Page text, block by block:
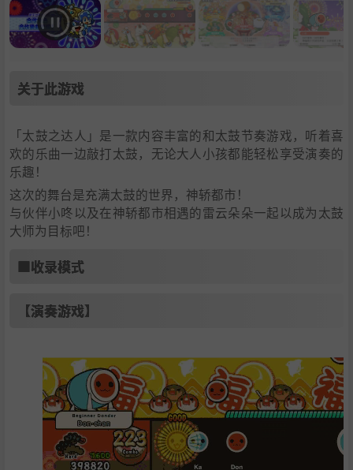
关于此游戏
「太鼓之达人」是一款内容丰富的和太鼓节奏游戏，听着喜
欢的乐曲一边敲打太鼓，无论大人小孩都能轻松享受演奏的
乐趣！
这次的舞台是充满太鼓的世界，神轿都市！
与伙伴小咚以及在神轿都市相遇的雷云朵朵一起以成为太鼓
大师为目标吧！
■收录模式
【演奏游戏】